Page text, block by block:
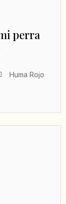
perra
Huma Rojo